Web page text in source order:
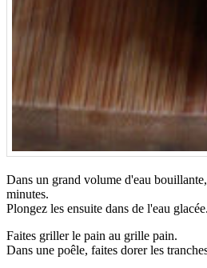
Dans un grand volume d'eau
minutes.
Plongez les ensuite dans de l'eau glacée.
Faites griller le pain au grille pain.
Dans une poêle, faites dorer les